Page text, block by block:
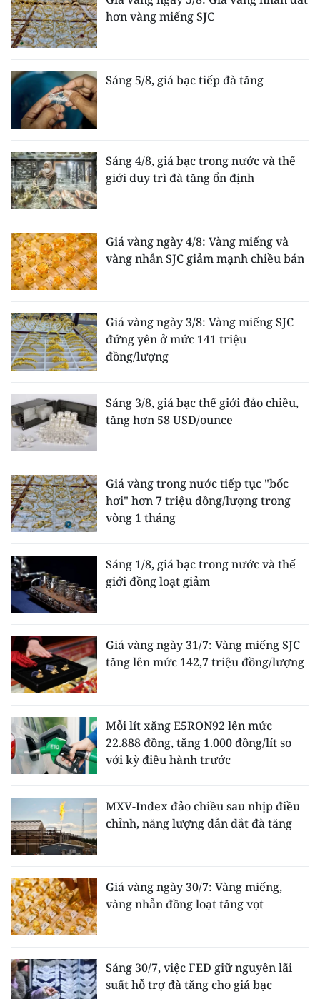
hơn vàng miếng SJC
Sáng 5/8, giá bạc tiếp đà tăng
Sáng 4/8, giá bạc trong nước và thế
giới duy trì đà tăng ổn định
Giá vàng ngày 4/8: Vàng miếng và
vàng nhẫn SJC giảm mạnh chiều bán
Giá vàng ngày 3/8: Vàng miếng SJC
đứng yên ở mức 141 triệu
đồng/lượng
Sáng 3/8, giá bạc thế giới đảo chiều,
tăng hơn 58 USD/ounce
Giá vàng trong nước tiếp tục "bốc
hơi" hơn 7 triệu đồng/lượng trong
vòng 1 tháng
Sáng 1/8, giá bạc trong nước và thế
giới đồng loạt giảm
Giá vàng ngày 31/7: Vàng miếng SJC
tăng lên mức 142,7 triệu đồng/lượng
Mỗi lít xăng E5RON92 lên mức
22.888 đồng, tăng 1.000 đồng/lít so
với kỳ điều hành trước
MXV-Index đảo chiều sau nhịp điều
chỉnh, năng lượng dẫn dắt đà tăng
Giá vàng ngày 30/7: Vàng miếng,
vàng nhẫn đồng loạt tăng vọt
Sáng 30/7, việc FED giữ nguyên lãi
suất hỗ trợ đà tăng cho giá bạc